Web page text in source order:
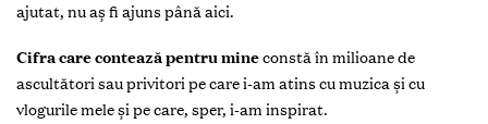
ajutat, nu aș fi ajuns până aici.
Cifra care contează pentru mineconstă în milioane de
ascultători sau privitori pe care i-am atins cu muzica și cu
vlogurile mele și pe care, sper, i-am inspirat.